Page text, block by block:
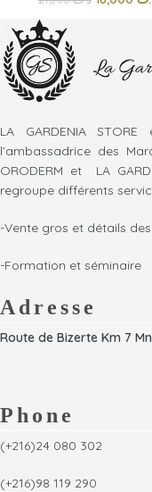
LA GARDENIA
l’ambassadrice des
ORODERM et LA
regroupe différents
-Vente gros et détails
-Formation et séminaire
Adresse
Route de Bizerte Km 7
Phone
(+216)24 080 302
(+216)98 119 290